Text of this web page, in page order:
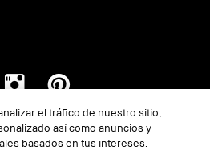
el tráfico de nuestro sitio,
así como anuncios y
basados en tus intereses.